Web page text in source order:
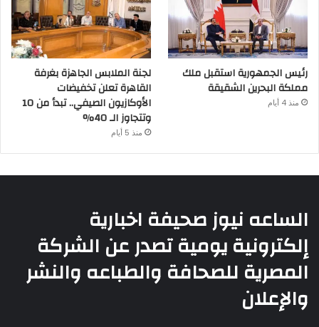
رئيس الجمهورية استقبل ملك
مملكة البحرين الشقيقة
منذ 4 أيام
لجنة الملابس الجاهزة بغرفة
القاهرة تعلن تخفيضات
الأوكازيون الصيفي.. تبدأ من 10
وتتجاوز الـ 40%
منذ 5 أيام
الساعه نيوز صحيفة اخبارية
إلكترونية يومية تصدر عن الشركة
المصرية للصحافة والطباعه والنشر
والإعلان